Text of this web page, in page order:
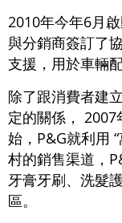
2010年今年6月
與分銷商簽訂了
支援，用於車輛
除了跟消費者建
定的關係，
始，P&G就利用
村的銷售渠道，
牙膏牙刷、洗髮
區。